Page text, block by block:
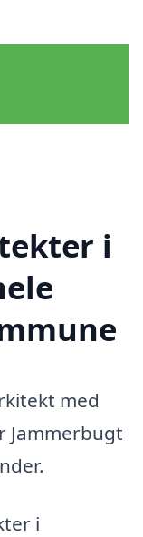
i
med
Jammerbugt
i